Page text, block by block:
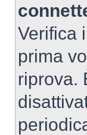
Verifica
prima
riprova.